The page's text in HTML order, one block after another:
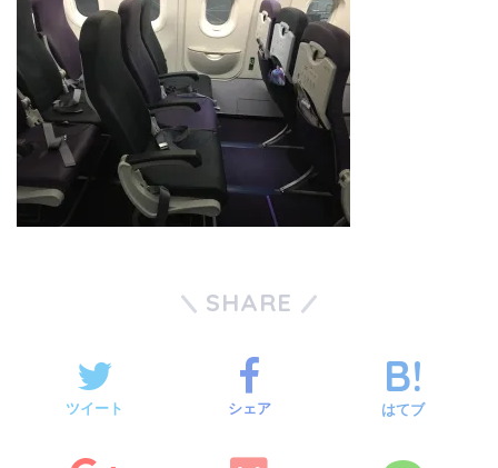
SHARE
ツイート シェア はてブ